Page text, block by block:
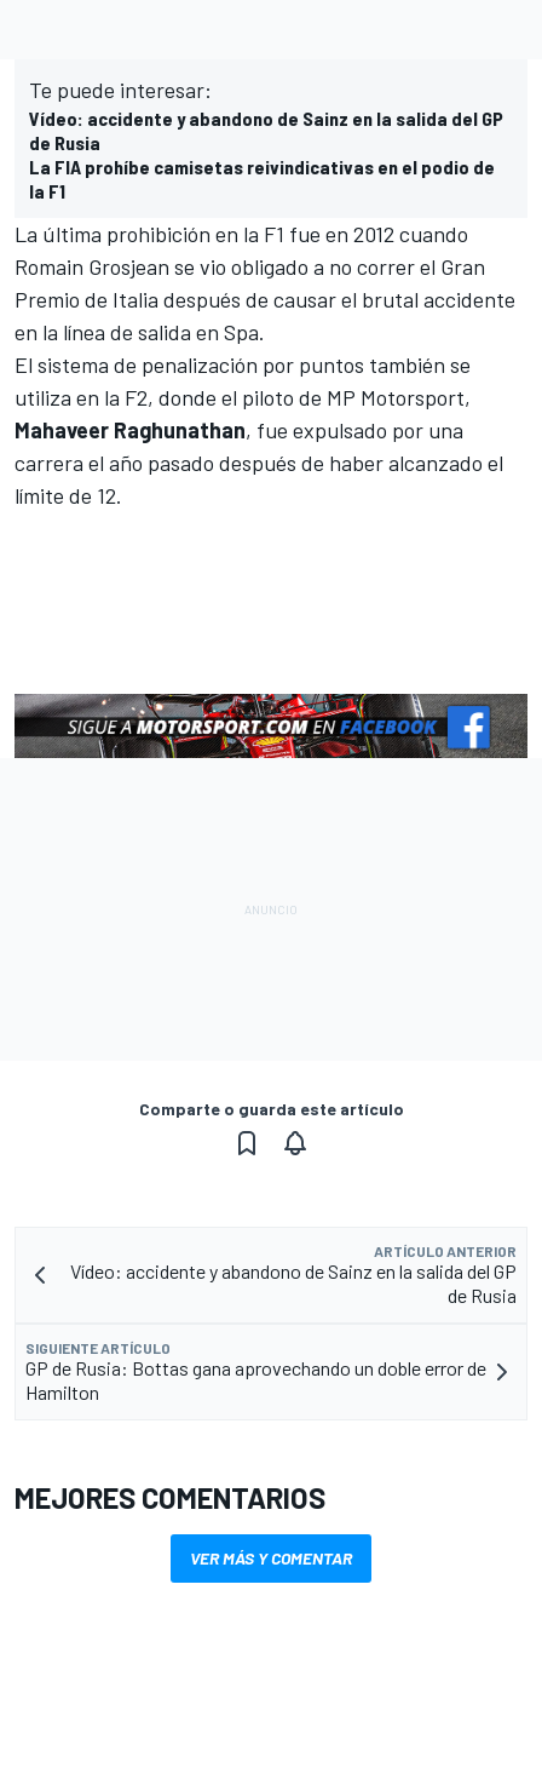
Te puede interesar:
Vídeo: accidente y abandono de Sainz en la salida del GP
de Rusia
La FIA prohíbe camisetas reivindicativas en el podio de
la F1
La última prohibición en la F1 fue en 2012 cuando
Romain Grosjean se vio obligado a no correr el Gran
Premio de Italia después de causarel brutal accidente
en la línea de salida en Spa.
El sistema de penalización por puntos también se
utiliza en la F2, donde el piloto de MP Motorsport,
Mahaveer Raghunathan, fue expulsado por una
carrera el año pasado después de haber alcanzado el
límite de 12.
Comparte o guarda este artículo
ARTÍCULO ANTERIOR
Vídeo: accidente y abandono de Sainz en la salida del GP
de Rusia
SIGUIENTE ARTÍCULO
GP de Rusia: Bottas gana aprovechando un doble error de
Hamilton
MEJORES COMENTARIOS
VER MÁS Y COMENTAR